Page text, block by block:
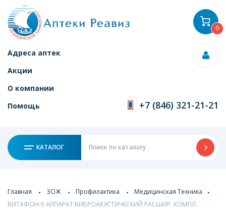
Адреса аптек
Акции
О компании
Помощь
+7 (846) 321-21-21
КАТАЛОГ
0
Главная ЗОЖ Профилактика
Медицинская Техника
ВИТАФОН-5 АППАРАТ ВИБРОАКУСТИЧЕСКИЙ РАСШИР. КОМПЛ.